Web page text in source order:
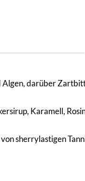
darüber
Karamell,
sherrylastigen